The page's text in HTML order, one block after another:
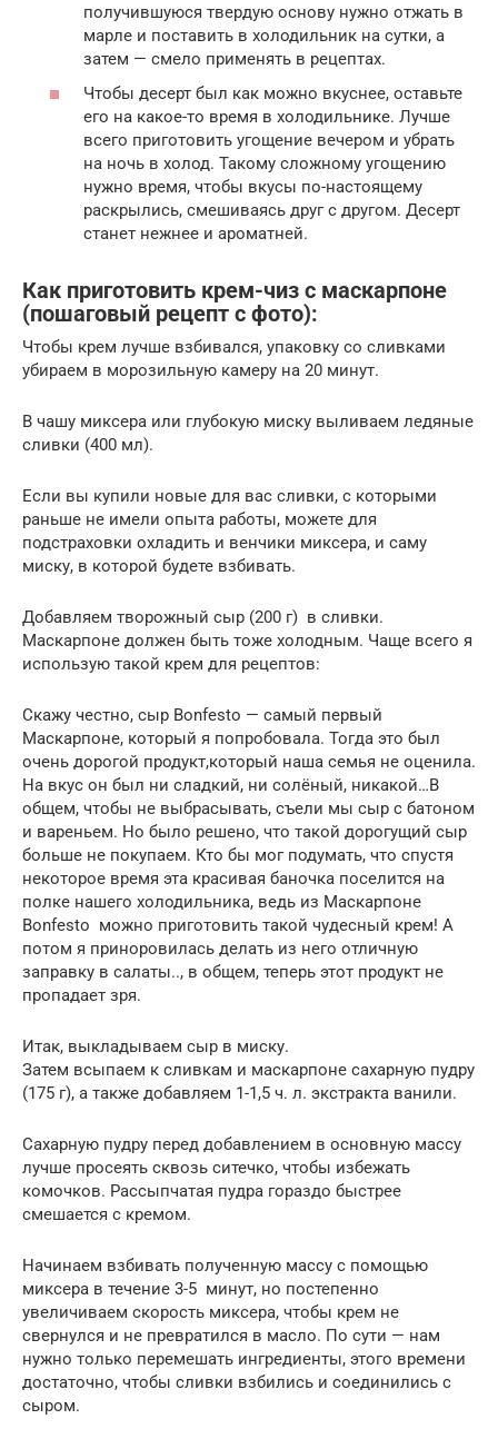
получившуюся твердую основу нужно отжать в
марле и поставить в холодильник на сутки, а
затем — смело применять в рецептах.
Чтобы десерт был как можно вкуснее, оставьте
его на какое-то время в холодильнике. Лучше
всего приготовить угощение вечером и убрать
на ночь в холод. Такому сложному угощению
нужно время, чтобы вкусы по-настоящему
раскрылись, смешиваясь друг с другом. Десерт
станет нежнее и ароматней.
Как приготовить крем-чиз с маскарпоне
(пошаговый рецепт с фото):
Чтобы крем лучше взбивался, упаковку со сливками
убираем в морозильную камеру на 20 минут.
В чашу миксера или глубокую миску выливаем ледяные
сливки (400 мл).
Если вы купили новые для вас сливки, с которыми
раньше не имели опыта работы, можете для
подстраховки охладить и венчики миксера, и саму
миску, в которой будете взбивать.
Добавляем творожный сыр (200 г) в сливки.
Маскарпоне должен быть тоже холодным. Чаще всего я
использую такой крем для рецептов:
Скажу честно, сыр Bonfesto — самый первый
Маскарпоне, который я попробовала. Тогда это был
очень дорогой продукт,который наша семья не оценила.
На вкус он был ни сладкий, ни солёный, никакой…В
общем, чтобы не выбрасывать, съели мы сыр с батоном
и вареньем. Но было решено, что такой дорогущий сыр
больше не покупаем. Кто бы мог подумать, что спустя
некоторое время эта красивая баночка поселится на
полке нашего холодильника, ведь из Маскарпоне
Bonfesto можно приготовить такой чудесный крем! А
потом я приноровилась делать из него отличную
заправку в салаты.., в общем, теперь этот продукт не
пропадает зря.
Итак, выкладываем сыр в миску.
Затем всыпаем к сливкам и маскарпоне сахарную пудру
(175 г), а также добавляем 1-1,5 ч. л. экстракта ванили.
Сахарную пудру перед добавлением в основную массу
лучше просеять сквозь ситечко, чтобы избежать
комочков. Рассыпчатая пудра гораздо быстрее
смешается с кремом.
Начинаем взбивать полученную массу с помощью
миксера в течение 3-5 минут, но постепенно
увеличиваем скорость миксера, чтобы крем не
свернулся и не превратился в масло. По сути — нам
нужно только перемешать ингредиенты, этого времени
достаточно, чтобы сливки взбились и соединились с
сыром.